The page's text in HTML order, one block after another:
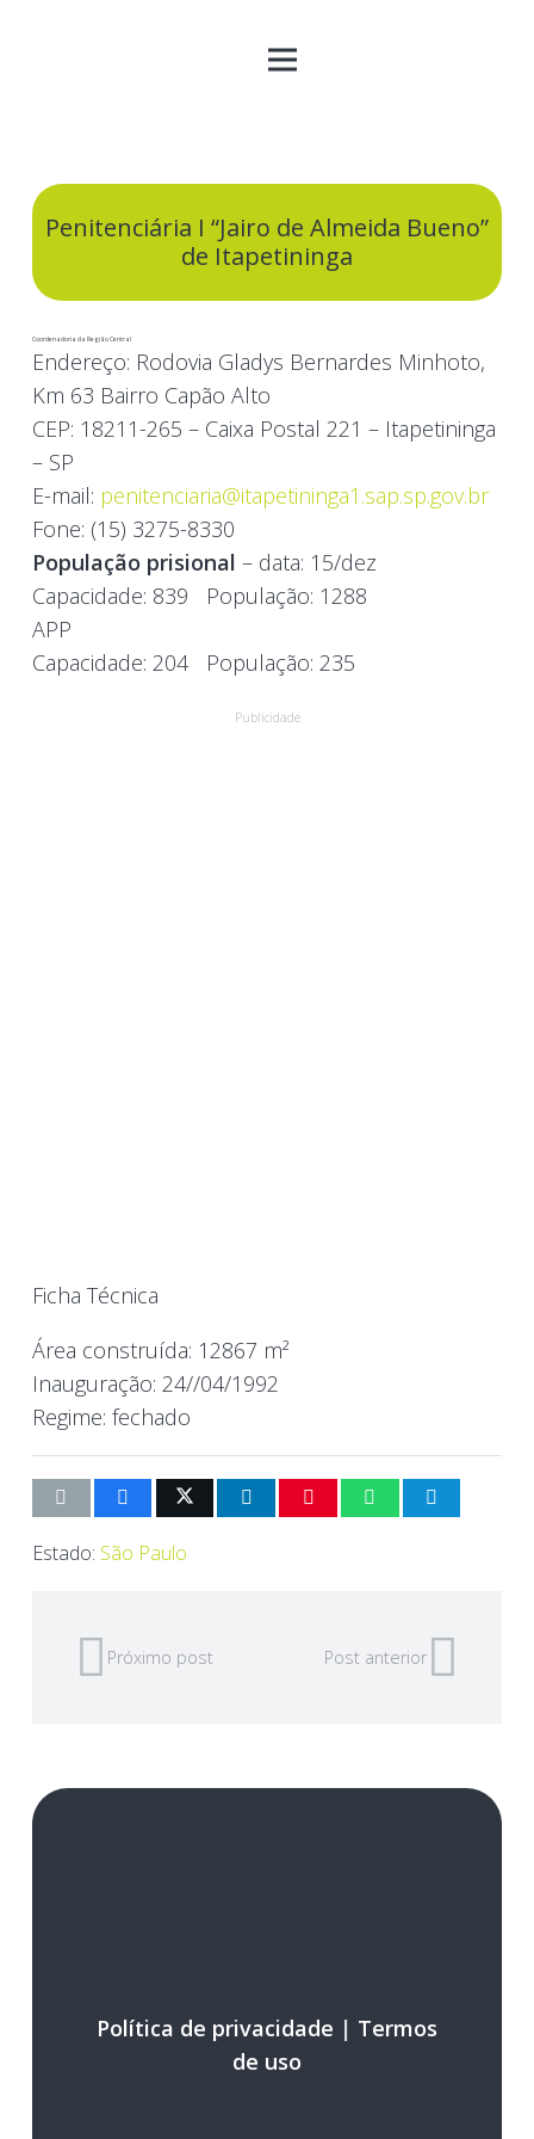
Penitenciária I “Jairo de Almeida Bueno”
de Itapetininga
Coordenadoria da Região Central
Endereço: Rodovia Gladys Bernardes Minhoto,
Km 63 Bairro Capão Alto
CEP: 18211-265 – Caixa Postal 221 – Itapetininga
– SP
E-mail: penitenciaria@itapetininga1.sap.sp.gov.br
Fone: (15) 3275-8330
População prisional – data: 15/dez
Capacidade: 839 População: 1288
APP
Capacidade: 204 População: 235
Publicidade
Ficha Técnica
Área construída: 12867 m²
Inauguração: 24//04/1992
Regime: fechado
Estado: São Paulo
Próximo post Post anterior
Política de privacidade | Termos
de uso